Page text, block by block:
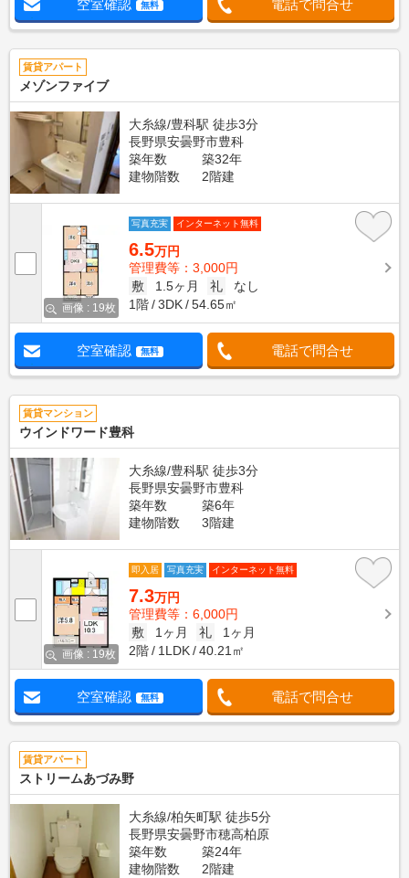
空室確認 無料 電話で問合せ
賃貸アパート
メゾンファイブ
大糸線/豊科駅 徒歩3分
長野県安曇野市豊科
築年数
築32年
建物階数
2階建
画像 : 19枚
写真充実 インターネット無料
6.5万円
管理費等：3,000円
敷
1.5ヶ月 礼
なし
1階
3DK 54.65㎡
空室確認 無料 電話で問合せ
賃貸マンション
ウインドワード豊科
大糸線/豊科駅 徒歩3分
長野県安曇野市豊科
築年数
築6年
建物階数
3階建
画像 : 19枚
即入居 写真充実 インターネット無料
7.3万円
管理費等：6,000円
敷
1ヶ月 礼
1ヶ月
2階
1LDK 40.21㎡
空室確認 無料 電話で問合せ
賃貸アパート
ストリームあづみ野
大糸線/柏矢町駅 徒歩5分
長野県安曇野市穂高柏原
築年数
築24年
建物階数
2階建